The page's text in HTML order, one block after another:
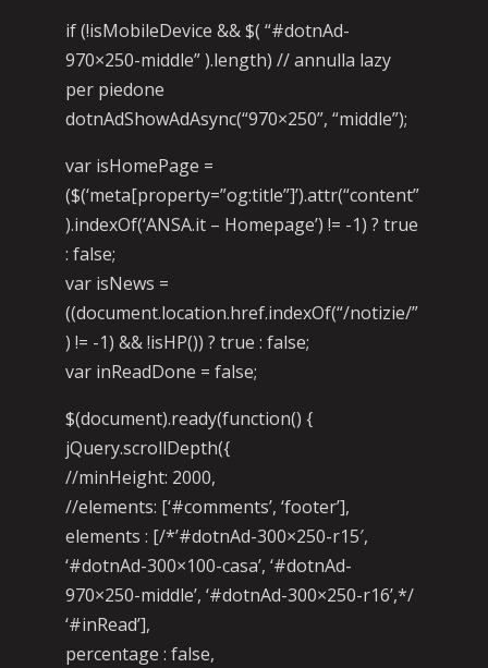
if (!isMobileDevice && $( “#dotnAd-
970×250-middle” ).length) // annulla lazy
per piedone
dotnAdShowAdAsync(“970×250”, “middle”);
var isHomePage =
($(‘meta[property=”og:title”]’).attr(“content”
).indexOf(‘ANSA.it – Homepage’) != -1) ? true
: false;
var isNews =
((document.location.href.indexOf(“/notizie/”
) != -1) && !isHP()) ? true : false;
var inReadDone = false;
$(document).ready(function() {
jQuery.scrollDepth({
//minHeight: 2000,
//elements: [‘#comments’, ‘footer’],
elements : [/*’#dotnAd-300×250-r15′,
‘#dotnAd-300×100-casa’, ‘#dotnAd-
970×250-middle’, ‘#dotnAd-300×250-r16’,*/
‘#inRead’],
percentage : false,